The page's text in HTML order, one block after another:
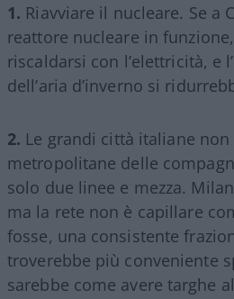
1. Riavviare il nucleare. Se a
reattore nucleare in
riscaldarsi con l’elettricità, e
dell’aria d’inverno si
2. Le grandi città italiane
metropolitane delle
solo due linee e mezza.
ma la rete non è capillare
fosse, una consistente
troverebbe più conveniente
sarebbe come avere targhe